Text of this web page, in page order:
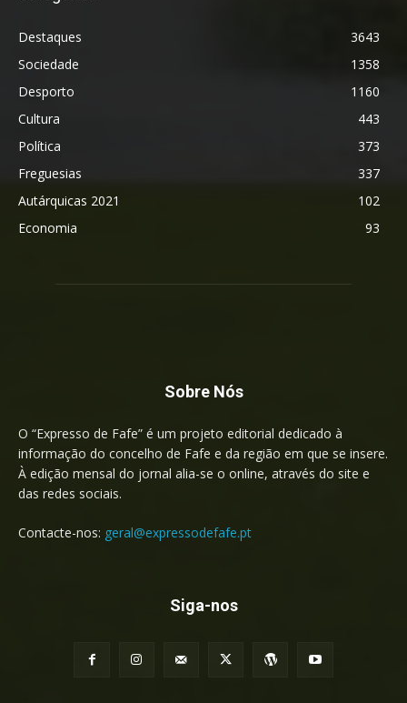
Destaques
3643
Sociedade
1358
Desporto
1160
Cultura
443
Política
373
Freguesias
337
Autárquicas 2021
102
Economia
93
Sobre Nós
O “Expresso de Fafe” é um projeto editorial dedicado à
informação do concelho de Fafe e da região em que se insere.
À edição mensal do jornal alia-se o online, através do site e
das redes sociais.
Contacte-nos: geral@expressodefafe.pt
Siga-nos